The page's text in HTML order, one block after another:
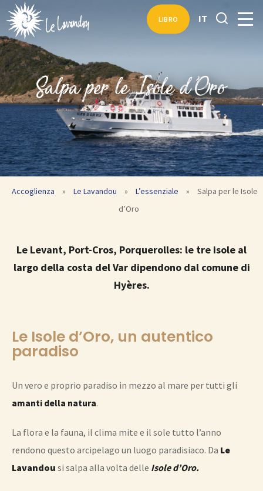
LIBRO IT
Salpa per le Isole d’Oro
Accoglienza » Le Lavandou » L’essenziale »
Salpa per le Isole
d’Oro
Le Levant, Port-Cros, Porquerolles: le tre isole al
largo della costa del Var dipendono dal comune di
Hyères.
Le Isole d’Oro, un autentico
paradiso
Un vero e proprio paradiso in mezzo al mare per tutti gli
amanti della natura.
La flora e la fauna, il clima mite e il sole tutto l’anno
rendono questo arcipelago un luogo paradisiaco. Da Le
Lavandou si salpa alla volta delle Isole d’Oro.